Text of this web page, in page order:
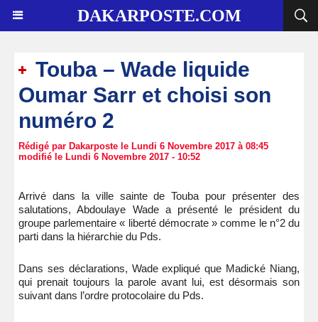
DAKARPOSTE.COM
Touba – Wade liquide
Oumar Sarr et choisi son
numéro 2
Rédigé par Dakarposte le Lundi 6 Novembre 2017 à 08:45
modifié le Lundi 6 Novembre 2017 - 10:52
Arrivé dans la ville sainte de Touba pour présenter des
salutations, Abdoulaye Wade a présenté le président du
groupe parlementaire « liberté démocrate » comme le n°2 du
parti dans la hiérarchie du Pds.
Dans ses déclarations, Wade expliqué que Madické Niang,
qui prenait toujours la parole avant lui, est désormais son
suivant dans l’ordre protocolaire du Pds.